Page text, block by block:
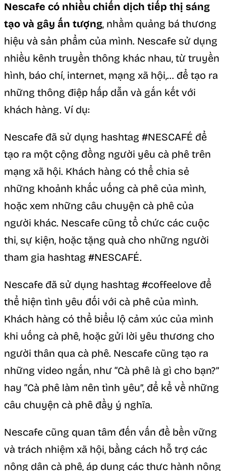
Nescafe có nhiều chiến dịch tiếp thị sáng
tạo và gây ấn tượng, nhằm quảng bá thương
hiệu và sản phẩm của mình. Nescafe sử dụng
nhiều kênh truyền thông khác nhau, từ truyền
hình, báo chí, internet, mạng xã hội,… để tạo ra
những thông điệp hấp dẫn và gắn kết với
khách hàng. Ví dụ:
Nescafe đã sử dụng hashtag #NESCAFÉ để
tạo ra một cộng đồng người yêu cà phê trên
mạng xã hội. Khách hàng có thể chia sẻ
những khoảnh khắc uống cà phê của mình,
hoặc xem những câu chuyện cà phê của
người khác. Nescafe cũng tổ chức các cuộc
thi, sự kiện, hoặc tặng quà cho những người
tham gia hashtag #NESCAFÉ.
Nescafe đã sử dụng hashtag #coffeelove để
thể hiện tình yêu đối với cà phê của mình.
Khách hàng có thể biểu lộ cảm xúc của mình
khi uống cà phê, hoặc gửi lời yêu thương cho
người thân qua cà phê. Nescafe cũng tạo ra
những video ngắn, như “Cà phê là gì cho bạn?”
hay “Cà phê làm nên tình yêu”, để kể về những
câu chuyện cà phê đầy ý nghĩa.
Nescafe cũng quan tâm đến vấn đề bền vững
và trách nhiệm xã hội, bằng cách hỗ trợ các
nông dân cà phê, áp dụng các thực hành nông